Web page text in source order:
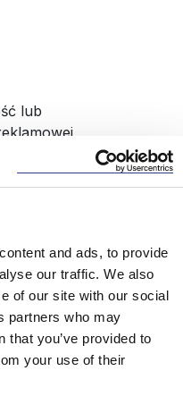
and ads, to provide
our traffic. We also
of our site with our social
partners who may
that you’ve provided to
your use of their
lub
BTL np.
a nie masz